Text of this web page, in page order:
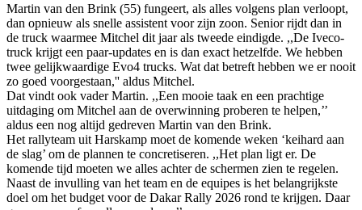
Martin van den Brink (55) fungeert, als alles volgens plan verloopt,
dan opnieuw als snelle assistent voor zijn zoon. Senior rijdt dan in
de truck waarmee Mitchel dit jaar als tweede eindigde. ,,De Iveco-
truck krijgt een paar-updates en is dan exact hetzelfde. We hebben
twee gelijkwaardige Evo4 trucks. Wat dat betreft hebben we er nooit
zo goed voorgestaan,'' aldus Mitchel.
Dat vindt ook vader Martin. ,,Een mooie taak en een prachtige
uitdaging om Mitchel aan de overwinning proberen te helpen,’’
aldus een nog altijd gedreven Martin van den Brink.
Het rallyteam uit Harskamp moet de komende weken ‘keihard aan
de slag’ om de plannen te concretiseren. ,,Het plan ligt er. De
komende tijd moeten we alles achter de schermen zien te regelen.
Naast de invulling van het team en de equipes is het belangrijkste
doel om het budget voor de Dakar Rally 2026 rond te krijgen. Daar